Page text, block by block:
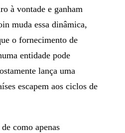
à vontade e ganham
muda essa dinâmica,
o fornecimento de
entidade pode
lança uma
escapem aos ciclos de
como apenas